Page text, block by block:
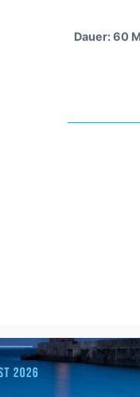
Dauer: 60